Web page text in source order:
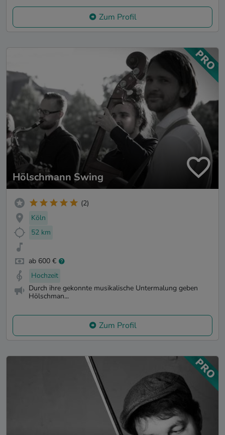
Zum Profil
Hölschmann Swing
(2)
Köln
52 km
ab 600 €
Hochzeit
Durch ihre gekonnte musikalische Untermalung geben
Hölschman...
Zum Profil